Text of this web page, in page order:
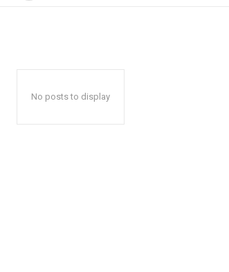
No posts to display